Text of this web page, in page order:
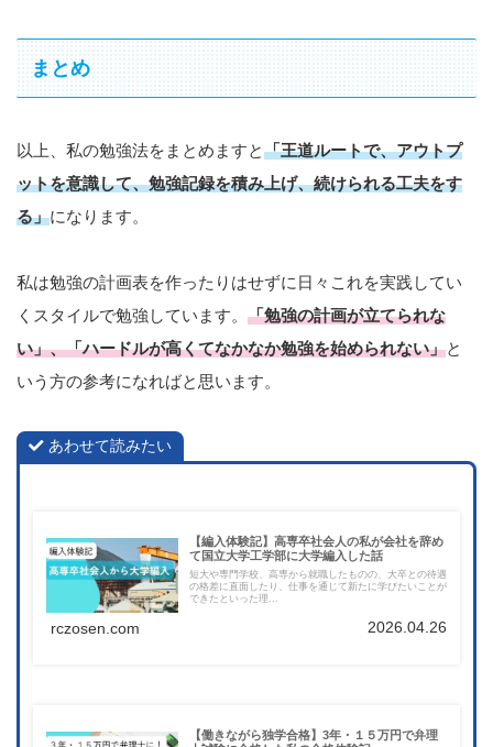
まとめ
以上、私の勉強法をまとめますと「王道ルートで、アウトプ
ットを意識して、勉強記録を積み上げ、続けられる工夫をす
る」になります。
私は勉強の計画表を作ったりはせずに日々これを実践してい
くスタイルで勉強しています。 「勉強の計画が立てられな
い」、「ハードルが高くてなかなか勉強を始められない」と
いう方の参考になればと思います。
あわせて読みたい
【編入体験記】高専卒社会人の私が会社を辞め
て国立大学工学部に大学編入した話
短大や専門学校、高専から就職したものの、大卒との待遇
の格差に直面したり、仕事を通じて新たに学びたいことが
できたといった理...
rczosen.com 2026.04.26
【働きながら独学合格】3年・１５万円で弁理